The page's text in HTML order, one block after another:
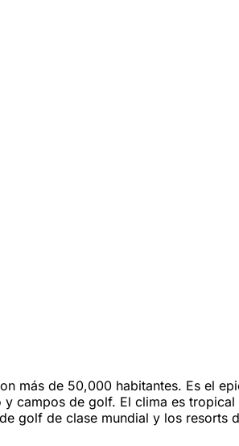
más de 50,000 habitantes. Es el
campos de golf. El clima es
golf de clase mundial y los resorts